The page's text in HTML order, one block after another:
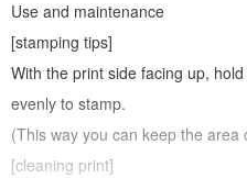
Use and maintenance
[stamping tips]
With the print side facing up,
evenly to stamp.
(This way you can keep the area
[cleaning print]